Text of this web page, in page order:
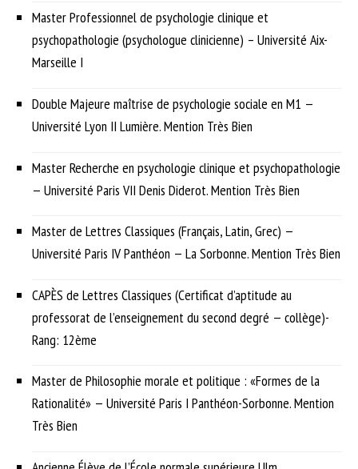
Master Professionnel de psychologie clinique et
psychopathologie (psychologue clinicienne) – Université Aix-
Marseille I
Double Majeure maîtrise de psychologie sociale en M1 —
Université Lyon II Lumière. Mention Très Bien
Master Recherche en psychologie clinique et psychopathologie
— Université Paris VII Denis Diderot. Mention Très Bien
Master de Lettres Classiques (Français, Latin, Grec) —
Université Paris IV Panthéon — La Sorbonne. Mention Très Bien
CAPÈS de Lettres Classiques (Certificat d’aptitude au
professorat de l’enseignement du second degré — collège)-
Rang: 12ème
Master de Philosophie morale et politique : «Formes de la
Rationalité» — Université Paris I Panthéon-Sorbonne. Mention
Très Bien